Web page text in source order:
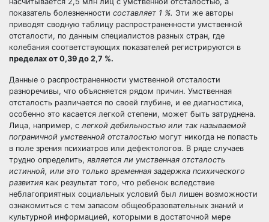
показатель болезненности составляет 1 %. Эти же авторы
приводят сводную таблицу распространенности умственной
отсталости, по данным специалистов разных стран, где
колебания соответствующих показателей регистрируются в
пределах от 0,39 до 2,7 %.
Данные о распространенности умственной отсталости
разноречивы, что объясняется рядом причин. Умственная
отсталость различается по своей глубине, и ее диагностика,
особенно это касается легкой степени, может быть затруднена.
Лица, например, слегкой дебильностью или так называемой
пограничной умственной отсталостью могут никогда не попасть
в поле зрения психиатров или дефектологов. В ряде случаев
трудно определить, является ли умственная отсталость
истинной, или это только временная задержка психического
развития как результат того, что ребенок вследствие
неблагоприятных социальных условий был лишен возможности
ознакомиться с тем запасом общеобразовательных знаний и
культурной информацией, которыми в достаточной мере